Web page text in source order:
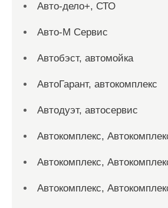
Авто-дело+, СТО
Авто-М Сервис
Автобэст, автомойка
АвтоГарант, автокомплекс
Автодуэт, автосервис
Автокомплекс,
Автокомплекс,
Автокомплекс,